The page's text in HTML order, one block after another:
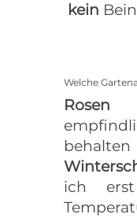
kein
Welche
Rosen
ich